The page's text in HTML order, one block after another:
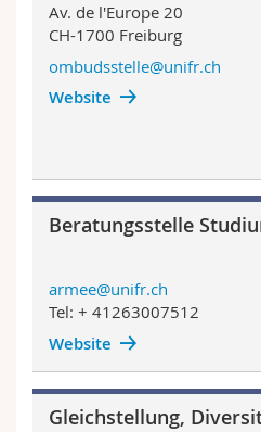
Av. de l'Europe 20
CH-1700 Freiburg
ombudsstelle@unifr.ch
Website
Beratungsstelle
armee@unifr.ch
Tel: + 41263007512
Website
Gleichstellung,